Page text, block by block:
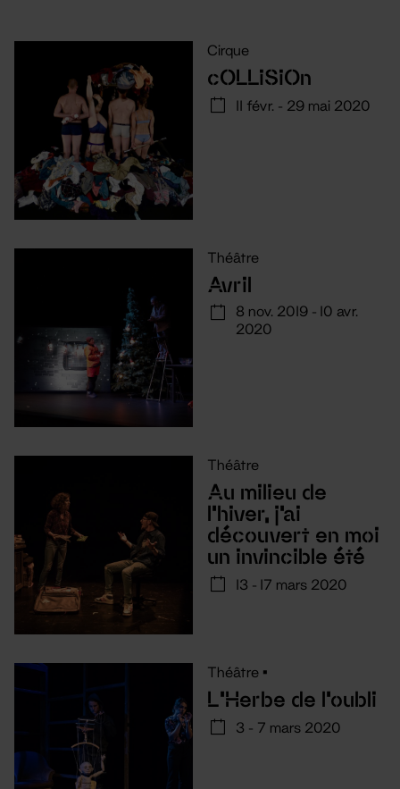
Cirque
cOLLiSiOn
11 févr. - 29 mai 2020
Théâtre
Avril
8 nov. 2019 - 10 avr.
2020
Théâtre
Au milieu de
l'hiver, j'ai
découvert en moi
un invincible été
13 - 17 mars 2020
Théâtre •
L'Herbe de l'oubli
3 - 7 mars 2020